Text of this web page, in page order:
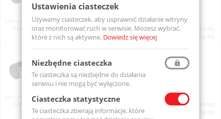
Na zamówienie
Ceny produktów widoczne dopiero po zalogowaniu. Jeżeli nie posiadasz konta,
LM10-OP-MTM
Dostępny
Ceny produktów widoczne dopiero po zalogowaniu. Jeżeli nie posiadasz konta,
Ustawienia ciasteczek
Używamy ciasteczek, aby usprawnić działanie witryny
oraz monitorować ruch w serwisie. Możesz wybrać,
które z nich są aktywne. Dowiedz się więcej
Niezbędne ciasteczka
Te ciasteczka są niezbędne do działania
serwisu i nie mogą być wyłączone.
Ciasteczka statystyczne
Te ciasteczka zbierają informacje, które